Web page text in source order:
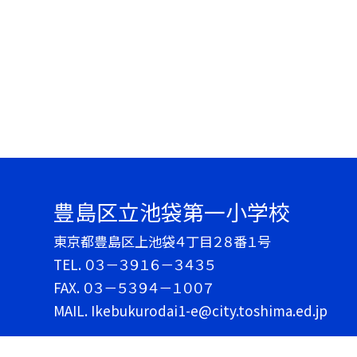
豊島区立池袋第一小学校
東京都豊島区上池袋４丁目２８番１号
TEL. ０３－３９１６－３４３５
FAX. ０３－５３９４－１００７
MAIL. Ikebukurodai1-e@city.toshima.ed.jp